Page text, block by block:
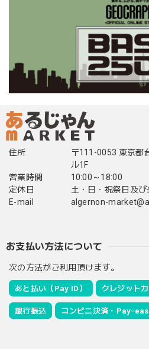
住所
〒111-0053 東京都
ル1F
営業時間
10:00～18:00
定休日
土・日・祝祭日及
E-mail
algernon-
お支払い方法について
次の方法がご利用頂けます。
あと払い（Pay ID） クレジット
銀行振込 コンビニ決済・Pay-